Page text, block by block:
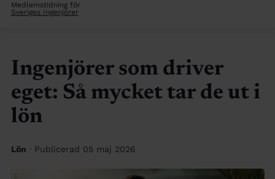
Medlemstidning för
Sveriges Ingenjörer
Ingenjörer som driver
eget: Så mycket tar de ut i
lön
Lön · Publicerad 05 maj 2026